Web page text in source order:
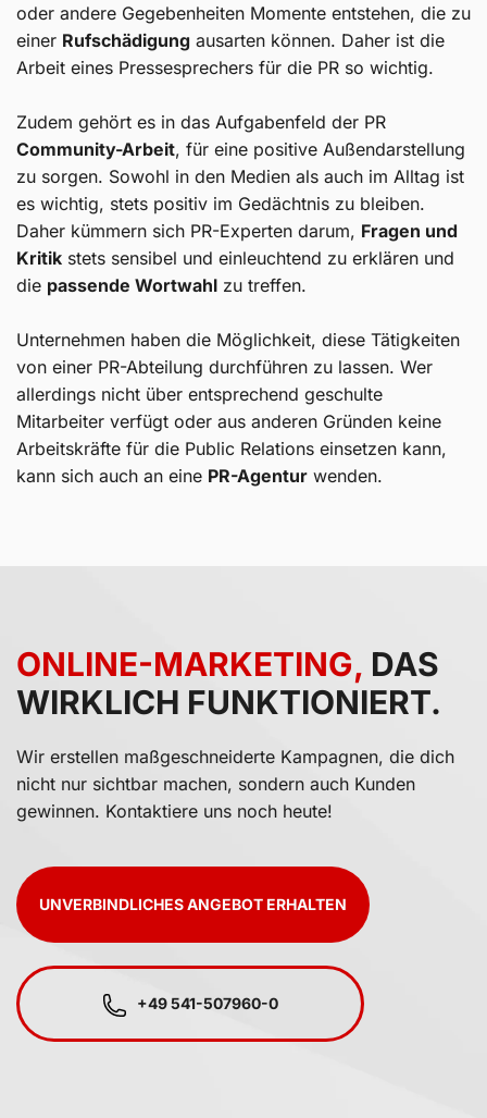
oder andere Gegebenheiten Momente entstehen, die zu
einer Rufschädigung ausarten können. Daher ist die
Arbeit eines Pressesprechers für die PR so wichtig.
Zudem gehört es in das Aufgabenfeld der PR
Community-Arbeit, für eine positive Außendarstellung
zu sorgen. Sowohl in den Medien als auch im Alltag ist
es wichtig, stets positiv im Gedächtnis zu bleiben.
Daher kümmern sich PR-Experten darum, Fragen und
Kritik stets sensibel und einleuchtend zu erklären und
die passende Wortwahl zu treffen.
Unternehmen haben die Möglichkeit, diese Tätigkeiten
von einer PR-Abteilung durchführen zu lassen. Wer
allerdings nicht über entsprechend geschulte
Mitarbeiter verfügt oder aus anderen Gründen keine
Arbeitskräfte für die Public Relations einsetzen kann,
kann sich auch an eine PR-Agentur wenden.
ONLINE-MARKETING, DAS
WIRKLICH FUNKTIONIERT.
Wir erstellen maßgeschneiderte Kampagnen, die dich
nicht nur sichtbar machen, sondern auch Kunden
gewinnen. Kontaktiere uns noch heute!
UNVERBINDLICHES ANGEBOT ERHALTEN
+49 541-507960-0